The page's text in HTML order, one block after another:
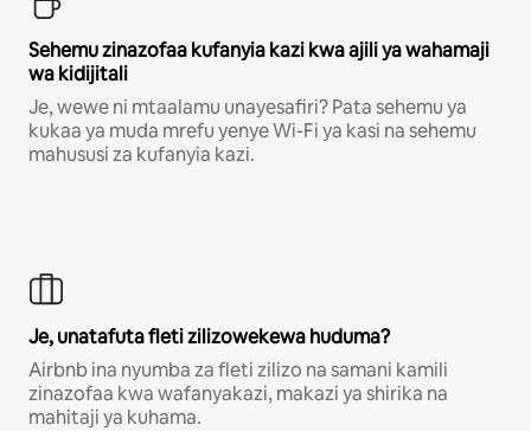
Sehemu zinazofaa kufanyia kazi kwa ajili ya wahamaji
wa kidijitali
Je, wewe ni mtaalamu unayesafiri? Pata sehemu ya
kukaa ya muda mrefu yenye Wi-Fi ya kasi na sehemu
mahususi za kufanyia kazi.
Je, unatafuta fleti zilizowekewa huduma?
Airbnb ina nyumba za fleti zilizo na samani kamili
zinazofaa kwa wafanyakazi, makazi ya shirika na
mahitaji ya kuhama.